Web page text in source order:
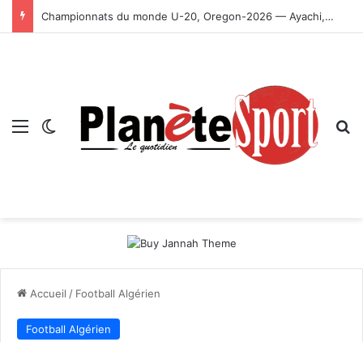
Championnats du monde U-20, Oregon-2026 — Ayachi, Dissa, Touahria et Ghezali en finale
Menu Switch skin
Accueil / Football Algérien
Football Algérien